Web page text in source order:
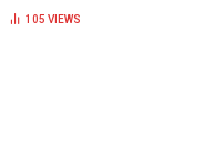
105 VIEWS